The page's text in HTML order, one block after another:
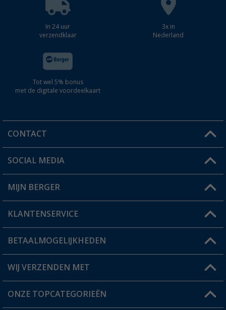
In 24 uur
verzendklaar
3x in
Nederland
Tot wel 5% bonus
met de digitale voordeelkaart
CONTACT
Een vraag?
Winkel vinden
SOCIAL MEDIA
MIJN BERGER
Mijn account
Status bestelling
Verlanglijstje
KLANTENSERVICE
FAQ & Contact
Verzendinformatie
Catalogus
BETAALMOGELIJKHEDEN
WIJ VERZENDEN MET
ONZE TOPCATEGORIEËN